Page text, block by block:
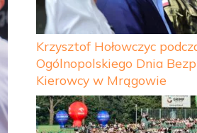
Krzysztof Hołowczyc
Ogólnopolskiego Dnia
Kierowcy w Mrągowie